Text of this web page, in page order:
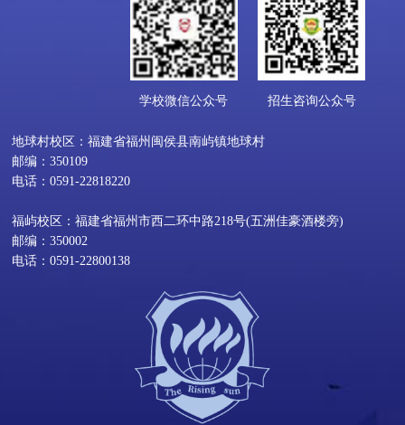
学校微信公众号 招生咨询公众号
地球村校区：福建省福州闽侯县南屿镇地球村
邮编：350109
电话：0591-22818220
福屿校区：福建省福州市西二环中路218号(五洲佳豪酒楼旁)
邮编：350002
电话：0591-22800138